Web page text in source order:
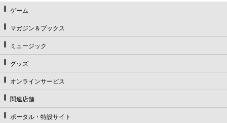
ゲーム
マガジン＆ブックス
ミュージック
グッズ
オンラインサービス
関連店舗
ポータル・特設サイト